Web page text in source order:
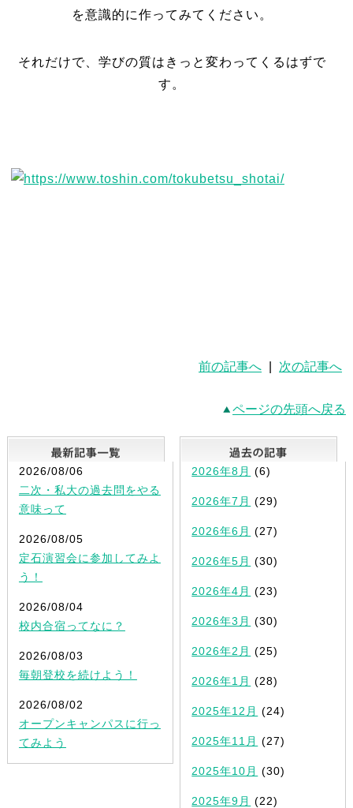
を意識的に作ってみてください。
それだけで、学びの質はきっと変わってくるはずで
す。
前の記事へ 次の記事へ
ページの先頭へ戻る
最新記事一覧
2026/08/06
二次・私大の過去問をやる
意味って
2026/08/05
定石演習会に参加してみよ
う！
2026/08/04
校内合宿ってなに？
2026/08/03
毎朝登校を続けよう！
2026/08/02
オープンキャンパスに行っ
てみよう
2026年8月 (6)
2026年7月 (29)
2026年6月 (27)
2026年5月 (30)
2026年4月 (23)
2026年3月 (30)
2026年2月 (25)
2026年1月 (28)
2025年12月 (24)
2025年11月 (27)
2025年10月 (30)
2025年9月 (22)